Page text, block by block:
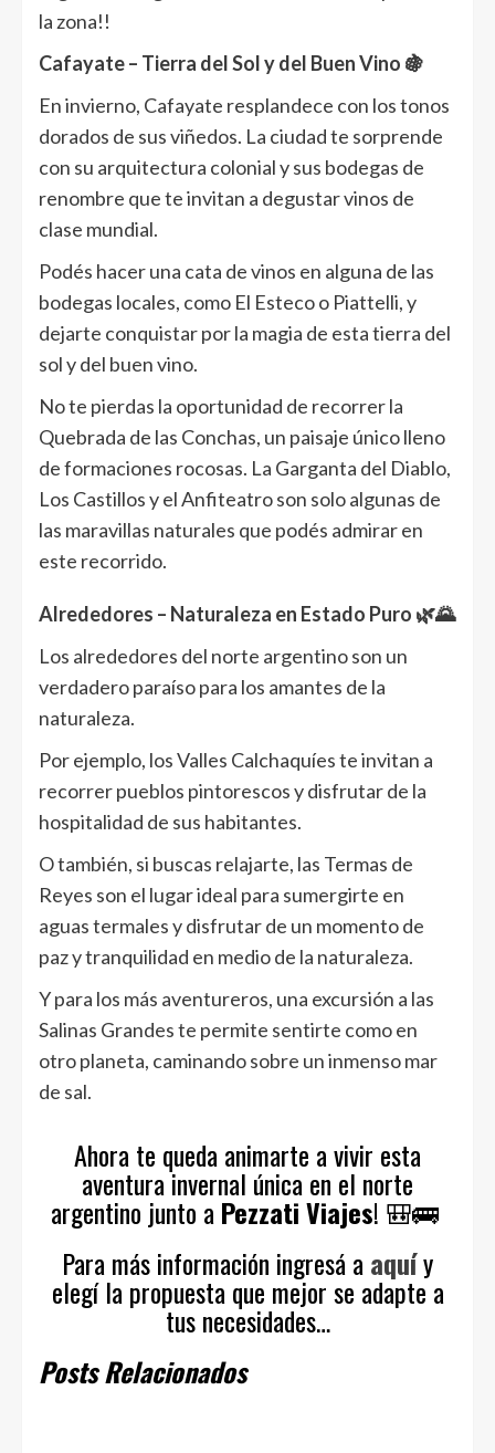
la zona!!
Cafayate – Tierra del Sol y del Buen Vino 🍇
En invierno, Cafayate resplandece con los tonos
dorados de sus viñedos. La ciudad te sorprende
con su arquitectura colonial y sus bodegas de
renombre que te invitan a degustar vinos de
clase mundial.
Podés hacer una cata de vinos en alguna de las
bodegas locales, como El Esteco o Piattelli, y
dejarte conquistar por la magia de esta tierra del
sol y del buen vino.
No te pierdas la oportunidad de recorrer la
Quebrada de las Conchas, un paisaje único lleno
de formaciones rocosas. La Garganta del Diablo,
Los Castillos y el Anfiteatro son solo algunas de
las maravillas naturales que podés admirar en
este recorrido.
Alrededores – Naturaleza en Estado Puro 🌿🌄
Los alrededores del norte argentino son un
verdadero paraíso para los amantes de la
naturaleza.
Por ejemplo, los Valles Calchaquíes te invitan a
recorrer pueblos pintorescos y disfrutar de la
hospitalidad de sus habitantes.
O también, si buscas relajarte, las Termas de
Reyes son el lugar ideal para sumergirte en
aguas termales y disfrutar de un momento de
paz y tranquilidad en medio de la naturaleza.
Y para los más aventureros, una excursión a las
Salinas Grandes te permite sentirte como en
otro planeta, caminando sobre un inmenso mar
de sal.
Ahora te queda animarte a vivir esta
aventura invernal única en el norte
argentino junto a Pezzati Viajes! 🎒🚌
Para más información ingresá a aquíy
elegí la propuesta que mejor se adapte a
tus necesidades…
Posts Relacionados